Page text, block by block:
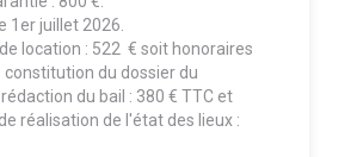
1er juillet 2026.
location : 522 € soit honoraires
constitution du dossier du
du bail : 380 € TTC et
réalisation de l'état des lieux :